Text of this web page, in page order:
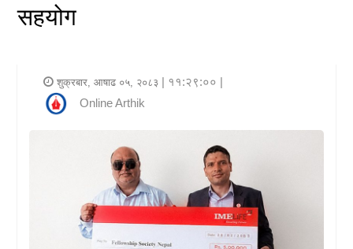
कला
राजनीति
सहयोग
शुक्रबार, आषाढ ०५, २०८३ | ११:२९:०० |
Online Arthik